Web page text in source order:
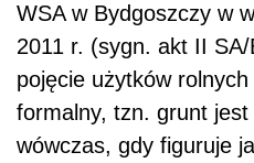
WSA w Bydgoszczy w
2011 r. (sygn. akt II
pojęcie użytków
formalny, tzn. grunt
wówczas, gdy figuruje